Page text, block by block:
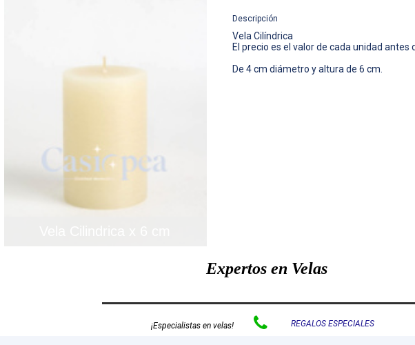
Descripción
Vela Cilíndrica
El precio es el valor de cada unidad antes
De 4 cm diámetro y altura de 6 cm.
Expertos en Velas
¡Especialistas en velas!  REGALOS ESPECIALES